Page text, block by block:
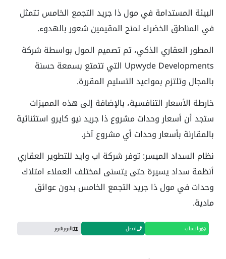
البيئة المستدامة في مول ذا جريد التجمع الخامس تتمثل
في المناطق الخضراء لمنح المقيمين شعور بالهدوء.
المطور العقاري الذكي، تم تصميم المول بواسطة شركة
Upwyde Developments التي تتمتع بسمعة حسنة
بالمجال وتلتزم بمواعيد التسليم المقررة.
خارطة الأسعار التنافسية، بالإضافة إلى هذه المميزات
ستجد أن أسعار وحدات مشروع ذا جريد نيو كايرو استثنائية
بالمقارنة بأسعار وحدات أي مشروع آخر.
نظام السداد الميسر: توفر شركة اب وايد للتطوير العقاري
أنظمة سداد يسيرة حتى يتسنى لمختلف العملاء امتلاك
وحدات في مول ذا جريد التجمع الخامس بدون عوائق
مادية.
واتساب اتصل البورشور